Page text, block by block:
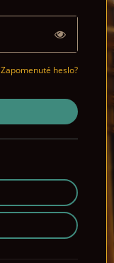
Zapomenuté heslo?